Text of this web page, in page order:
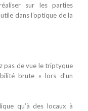
sur les parties
dans l’optique de la
pas de vue le triptyque
brute » lors d’un
qu’à des locaux à